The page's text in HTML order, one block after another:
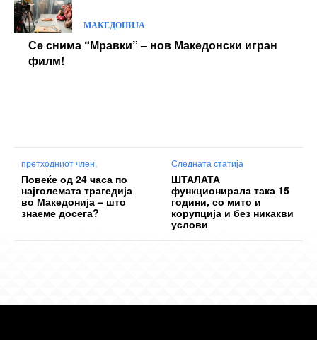
МАКЕДОНИЈА
Се снима “Мравки” – нов Македонски игран
филм!
претходниот член,
Повеќе од 24 часа по
најголемата трагедија
во Македонија – што
знаеме досега?
Следната статија
ШТАЛАТА
функционирала така 15
години, со мито и
корупција и без никакви
услови